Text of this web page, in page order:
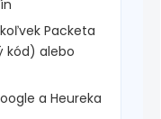
Packeta
kód) alebo
a Heureka